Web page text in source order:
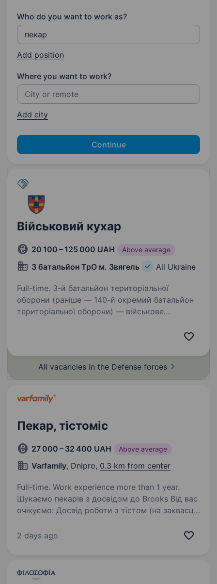
Who do you want to work as?
Add position
Where you want to work?
Add city
Continue
Військовий кухар
20 100 – 125 000 UAH Above average
3 батальйон ТрО м. Звягель All Ukraine
Full-time. 3-й батальйон територіальної
оборони (раніше — 140-й окремий батальйон
територіальної оборони) — військове
Збройних Сил України, у складі 115 окремої
All vacancies in the Defense forces
Пекар, тістоміс
27 000 – 32 400 UAH Above average
Varfamily, Dnipro, 0.3 km from center
Full-time. Work experience more than 1 year.
Шукаємо пекарів з досвідом до Brooks Від вас
очікуємо: Досвід роботи з тістом (на заквасці,
Бажання розвивати свої навички
2 days ago